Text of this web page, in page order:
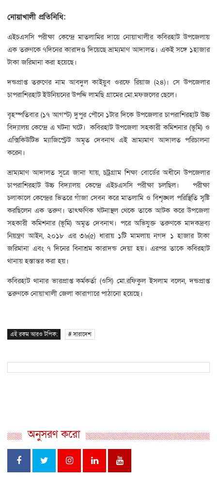
নোয়াখালী প্রতিনিধি:
এইচএসসি পরীক্ষা কেন্দ্রে মাতলামির দায়ে নোয়াখালীর কবিরহাট উপজেলায়
এক তরুণকে ৭দিনের কারাদণ্ড দিয়েছে ভ্রাম্যমাণ আদালত। একই সঙ্গে ১হাজার
টাকা জরিমানা করা হয়েছে।
দন্ডপ্রাপ্ত তরুণের নাম আবদুল কাইয়ুব ওরফে রিয়াজ (২৪)। সে উপজেলার
চাপরাশিরহাট ইউনিয়নের উপদ্দি লামছি গ্রামের মো.মফজলের ছেলে।
বৃহস্পতিবার (১৭ আগস্ট) দুপুর পৌনে ১টার দিকে উপজেলার চাপরাশিরহাট উচ্চ
বিদ্যালয় কেন্দ্রে এ ঘটনা ঘটে। কবিরহাট উপজেলা সহকারী কমিশনার (ভূমি) ও
এক্সিকিউটিভ ম্যাজিস্ট্রেট অমৃত দেবনাথ এই ভ্রাম্যমাণ আদালত পরিচালনা
করেন।
ভ্রাম্যমাণ আদালত সূত্রে জানা যায়, চট্রগ্রাম শিক্ষা বোর্ডের অধীনে উপজেলার
চাপরাশিরহাট উচ্চ বিদ্যালয় কেন্দ্রে এইচএসসি পরীক্ষা চলছিল। পরীক্ষা
চলাকালে কেন্দ্রের ভিতরে গাঁজা সেবন করে মাতলামি ও বিশৃঙ্খল পরিস্থিতি সৃষ্টি
করছিলেন এক তরুণ। তাৎক্ষণিক ঘটনাস্থল থেকে তাকে আটক করে উপজেলা
সহকারী কমিশনার (ভূমি) অমৃত দেবনাথ। পরে অভিযুক্ত তরুণকে মাদকদ্রব্য
নিয়ন্ত্রণ আইন, ২০১৮ এর ৩৬(৫) ধারায় ১টি মামলায় নগদ ১ হাজার টাকা
জরিমানা এবং ৭ দিনের বিনাশ্রম কারাদন্ড দেয়া হয়। এরপর তাকে কবিরহাট
থানায় হস্তান্তর করা হয়।
কবিরহাট থানার ভারপ্রাপ্ত কর্মকর্তা (ওসি) মো.রফিকুল ইসলাম বলেন, দন্ডপ্রাপ্ত
তরুণকে নোয়াখালী জেলা কারাগারে পাঠানো হয়েছে।
এই রকম আরও টপিক: # সারাদেশ
অনুসরণ করো